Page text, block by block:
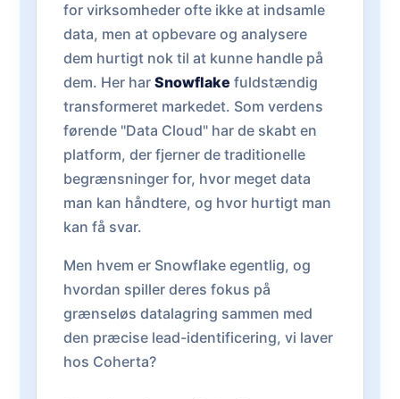
for virksomheder ofte ikke at indsamle
data, men at opbevare og analysere
dem hurtigt nok til at kunne handle på
dem. Her har Snowflake fuldstændig
transformeret markedet. Som verdens
førende "Data Cloud" har de skabt en
platform, der fjerner de traditionelle
begrænsninger for, hvor meget data
man kan håndtere, og hvor hurtigt man
kan få svar.
Men hvem er Snowflake egentlig, og
hvordan spiller deres fokus på
grænseløs datalagring sammen med
den præcise lead-identificering, vi laver
hos Coherta?